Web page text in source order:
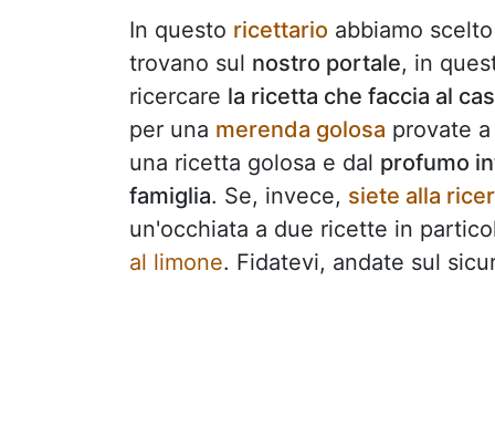
In questo ricettario abbiamo
trovano sul nostro portale, in
ricercare la ricetta che faccia al
per una merenda golosa provate
una ricetta golosa e dal profumo
famiglia. Se, invece, siete alla
un'occhiata a due ricette in
al limone. Fidatevi, andate sul